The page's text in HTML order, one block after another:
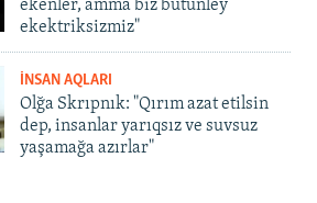
ekenler, amma biz bütünley
ekektriksizmiz"
İNSAN AQLARI
Olğa Skrıpnık: "Qırım azat etilsin
dep, insanlar yarıqsız ve suvsuz
yaşamağa azırlar"